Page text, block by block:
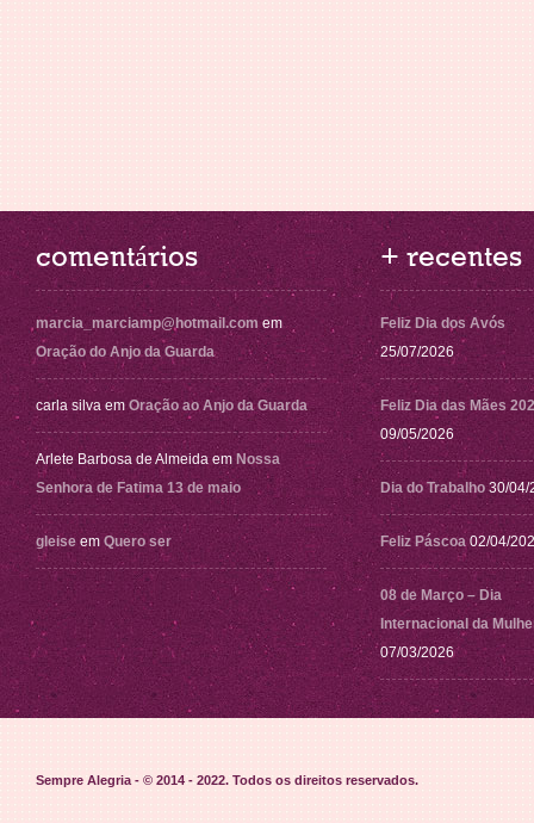
comentários
marcia_marciamp@hotmail.com em
Oração do Anjo da Guarda
carla silva em Oração ao Anjo da Guarda
Arlete Barbosa de Almeida em Nossa
Senhora de Fatima 13 de maio
gleise em Quero ser
+ recentes
Feliz Dia dos Avós
25/07/2026
Feliz Dia das Mães
09/05/2026
Dia do Trabalho 30/04/
Feliz Páscoa 02/04/
08 de Março – Dia
Internacional da
07/03/2026
Sempre Alegria - © 2014 - 2022. Todos os direitos reservados.